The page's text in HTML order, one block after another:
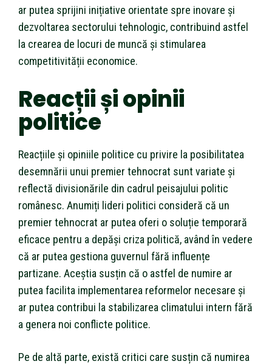
ar putea sprijini inițiative orientate spre inovare și
dezvoltarea sectorului tehnologic, contribuind astfel
la crearea de locuri de muncă și stimularea
competitivității economice.
Reacții și opinii
politice
Reacțiile și opiniile politice cu privire la posibilitatea
desemnării unui premier tehnocrat sunt variate și
reflectă divisionările din cadrul peisajului politic
românesc. Anumiți lideri politici consideră că un
premier tehnocrat ar putea oferi o soluție temporară
eficace pentru a depăși criza politică, având în vedere
că ar putea gestiona guvernul fără influențe
partizane. Aceștia susțin că o astfel de numire ar
putea facilita implementarea reformelor necesare și
ar putea contribui la stabilizarea climatului intern fără
a genera noi conflicte politice.
Pe de altă parte, există critici care susțin că numirea